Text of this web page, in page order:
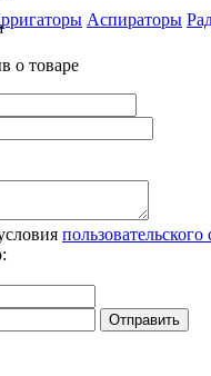
Аспираторы
о товаре
Отправить